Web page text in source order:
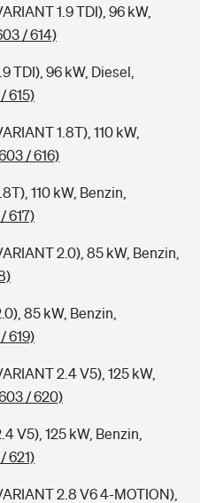
1.9 TDI), 96 kW,
/ 614)
TDI), 96 kW, Diesel,
615)
1.8T), 110 kW,
/ 616)
110 kW, Benzin,
617)
2.0), 85 kW, Benzin,
85 kW, Benzin,
619)
2.4 V5), 125 kW,
/ 620)
V5), 125 kW, Benzin,
621)
2.8 V6 4-MOTION),